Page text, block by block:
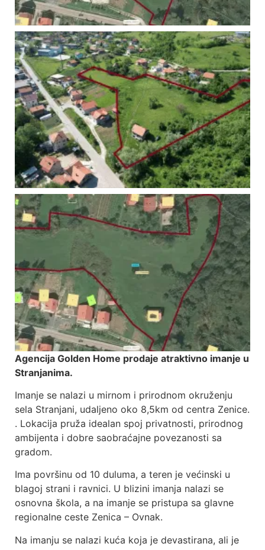
Agencija Golden Home prodaje atraktivno imanje u
Stranjanima.
Imanje se nalazi u mirnom i prirodnom okruženju
sela Stranjani, udaljeno oko 8,5km od centra Zenice.
. Lokacija pruža idealan spoj privatnosti, prirodnog
ambijenta i dobre saobraćajne povezanosti sa
gradom.
Ima površinu od 10 duluma, a teren je većinski u
blagoj strani i ravnici. U blizini imanja nalazi se
osnovna škola, a na imanje se pristupa sa glavne
regionalne ceste Zenica – Ovnak.
Na imanju se nalazi kuća koja je devastirana, ali je